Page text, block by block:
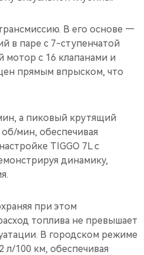
В его основе —
в паре с 7-ступенчатой
с 16 клапанами и
прямым впрыском, что
а пиковый крутящий
мин, обеспечивая
TIGGO 7L с
динамику,
при этом
топлива не превышает
В городском режиме
л/100 км, обеспечивая